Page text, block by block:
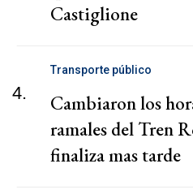
Castiglione
4.
Transporte público
Cambiaron los
ramales del Tren
finaliza mas tarde